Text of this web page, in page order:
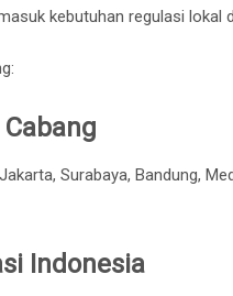
kebutuhan regulasi lokal
Surabaya, Bandung,
Indonesia